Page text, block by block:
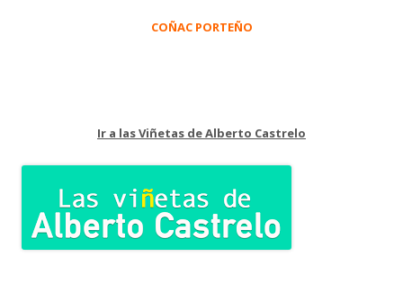
COÑAC PORTEÑO
Ir a las Viñetas de Alberto Castrelo